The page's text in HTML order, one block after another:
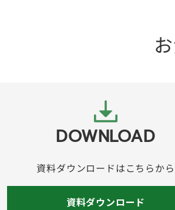
DOWNLOAD
資料ダウンロードはこちらから
資料ダウンロード